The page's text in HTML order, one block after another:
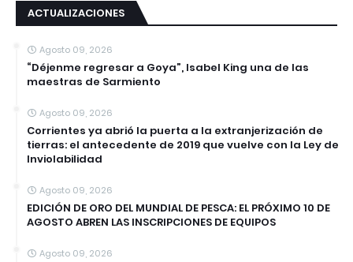
ACTUALIZACIONES
Agosto 09, 2026
“Déjenme regresar a Goya”, Isabel King una de las
maestras de Sarmiento
Agosto 09, 2026
Corrientes ya abrió la puerta a la extranjerización de
tierras: el antecedente de 2019 que vuelve con la Ley de
Inviolabilidad
Agosto 09, 2026
EDICIÓN DE ORO DEL MUNDIAL DE PESCA: EL PRÓXIMO 10 DE
AGOSTO ABREN LAS INSCRIPCIONES DE EQUIPOS
Agosto 09, 2026